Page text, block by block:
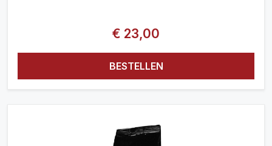
€ 23,00
BESTELLEN